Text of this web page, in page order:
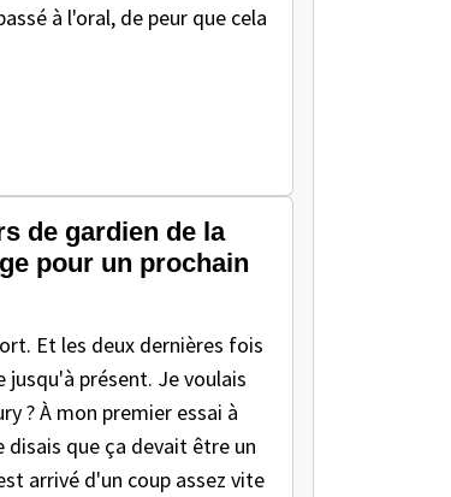
à l'oral, de peur que cela
de gardien de la
pour un prochain
Et les deux dernières fois
présent. Je voulais
? À mon premier essai à
que ça devait être un
arrivé d'un coup assez vite